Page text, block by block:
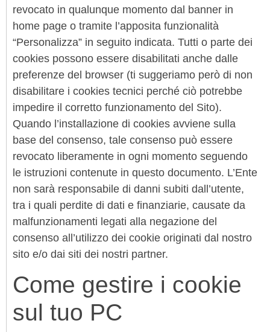
revocato in qualunque momento dal banner in
home page o tramite l’apposita funzionalità
“Personalizza” in seguito indicata. Tutti o parte dei
cookies possono essere disabilitati anche dalle
preferenze del browser (ti suggeriamo però di non
disabilitare i cookies tecnici perché ciò potrebbe
impedire il corretto funzionamento del Sito).
Quando l’installazione di cookies avviene sulla
base del consenso, tale consenso può essere
revocato liberamente in ogni momento seguendo
le istruzioni contenute in questo documento. L’Ente
non sarà responsabile di danni subiti dall’utente,
tra i quali perdite di dati e finanziarie, causate da
malfunzionamenti legati alla negazione del
consenso all’utilizzo dei cookie originati dal nostro
sito e/o dai siti dei nostri partner.
Come gestire i cookie
sul tuo PC